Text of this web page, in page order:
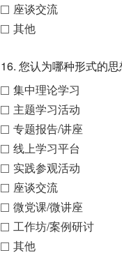
座谈交流
其他
16. 您认为哪种形式的思
集中理论学习
主题学习活动
专题报告/讲座
线上学习平台
实践参观活动
座谈交流
微党课/微讲座
工作坊/案例研讨
其他